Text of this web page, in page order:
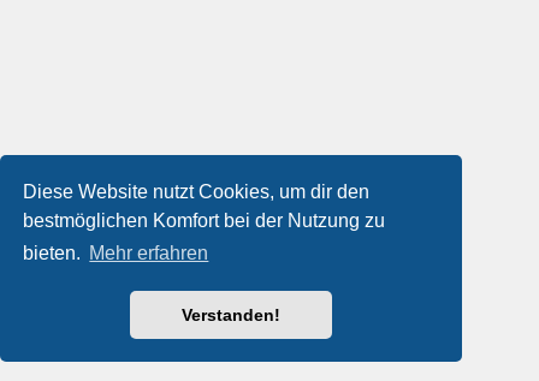
Diese Website nutzt Cookies, um dir den
bestmöglichen Komfort bei der Nutzung zu
bieten. Mehr erfahren
Verstanden!